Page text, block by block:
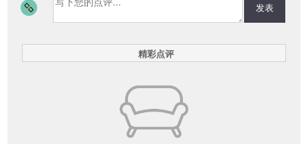
发表
精彩点评